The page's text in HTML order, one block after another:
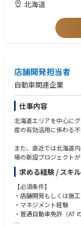
北海道
店舗開発担当者
自動車関連企業
仕事内容
北海道エリアを中心に
産の有効活用に係わる
また、直近では北海道
場の新設プロジェクト
定等にも携わっておりま
＜具体的には＞
・新規プロジェクトへ
・建築業者や内装設備業
・工事全体の計画や調整
・各種行政関連申請・届
求める経験 / スキル
【必須条件】
・店舗開発もしくは施
・マネジメント経験
・普通自動車免許（AT